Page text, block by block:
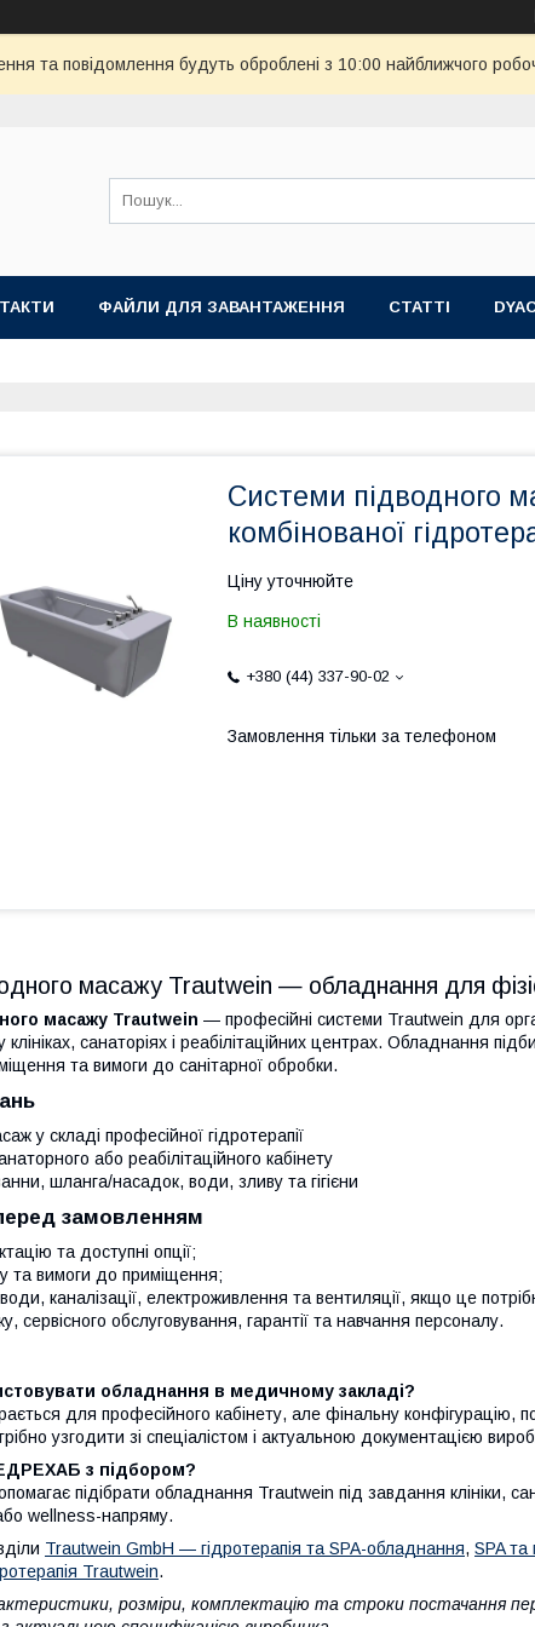
та повідомлення будуть оброблені з 10:00 найближчого
ФАЙЛИ ДЛЯ ЗАВАНТАЖЕННЯ СТАТТІ
Системи підводного
комбінованої
Ціну уточнюйте
В наявності
+380 (44) 337-90-02
Замовлення тільки за телефоном
масажу Trautwein — обладнання для
масажу Trautwein — професійні системи Trautwein для
санаторіях і реабілітаційних центрах. Обладнання
та вимоги до санітарної обробки.
у складі професійної гідротерапії
або реабілітаційного кабінету
шланга/насадок, води, зливу та гігієни
замовленням
та доступні опції;
та вимоги до приміщення;
каналізації, електроживлення та вентиляції, якщо це
сервісного обслуговування, гарантії та навчання персоналу.
обладнання в медичному закладі?
для професійного кабінету, але фінальну конфігурацію,
узгодити зі спеціалістом і актуальною документацією
з підбором?
підібрати обладнання Trautwein під завдання клініки,
wellness-напряму.
Trautwein GmbH — гідротерапія та SPA-обладнання, SPA та
Trautwein.
розміри, комплектацію та строки постачання